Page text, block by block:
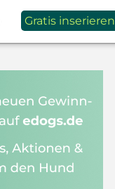
Gratis inserieren